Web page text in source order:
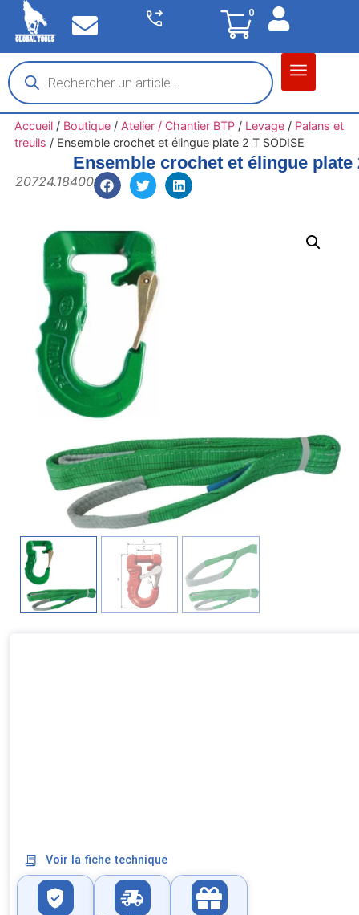
0
Accueil/ Boutique/ Atelier / Chantier BTP/ Levage/ Palans et
treuils / Ensemble crochet et élingue plate 2 T SODISE
Ensemble crochet et élingue plate
20724.18400
Voir la fiche technique